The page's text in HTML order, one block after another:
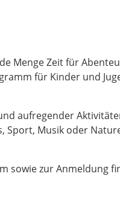
Menge Zeit für
für Kinder und
aufregender
Sport, Musik oder
sowie zur Anmeldung